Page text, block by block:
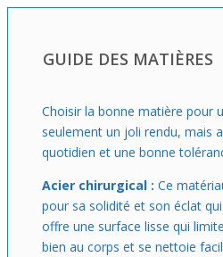
GUIDE DES MATIÈRES
Choisir la bonne matière pour
seulement un joli rendu, mais
quotidien et une bonne
Acier chirurgical : Ce
pour sa solidité et son éclat
offre une surface lisse qui
bien au corps et se nettoie